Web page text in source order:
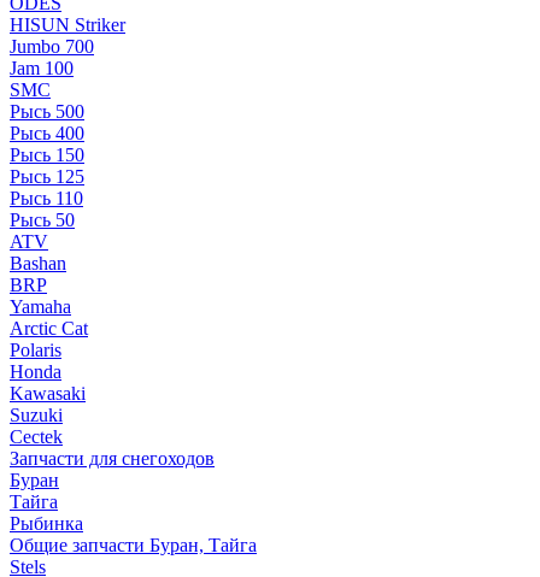
HISUN Striker
Jumbo 700
Jam 100
SMC
Рысь 500
Рысь 400
Рысь 150
Рысь 125
Рысь 110
Рысь 50
ATV
Bashan
BRP
Yamaha
Arctic Cat
Polaris
Honda
Kawasaki
Suzuki
Cectek
Запчасти для снегоходов
Буран
Тайга
Рыбинка
Общие запчасти Буран, Тайга
Stels